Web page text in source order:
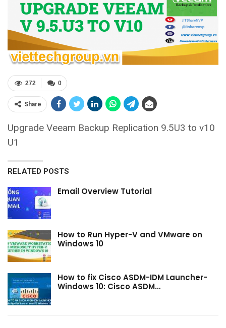
0
272
Share
Upgrade Veeam Backup Replication 9.5U3 to v10
U1
RELATED POSTS
Email Overview Tutorial
How to Run Hyper-V and VMware on
Windows 10
How to fix Cisco ASDM-IDM Launcher-
Windows 10: Cisco ASDM…